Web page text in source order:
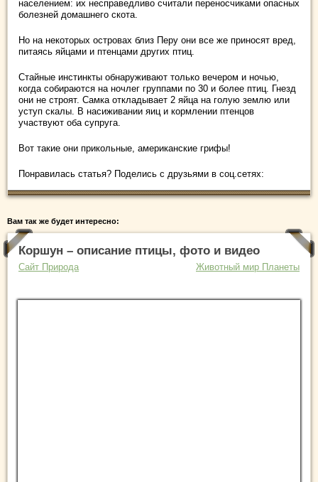
населением: их несправедливо считали переносчиками опасных
болезней домашнего скота.
Но на некоторых островах близ Перу они все же приносят вред,
питаясь яйцами и птенцами других птиц.
Стайные инстинкты обнаруживают только вечером и ночью,
когда собираются на ночлег группами по 30 и более птиц. Гнезд
они не строят. Самка откладывает 2 яйца на голую землю или
уступ скалы. В насиживании яиц и кормлении птенцов
участвуют оба супруга.
Вот такие они прикольные, американские грифы!
Понравилась статья? Поделись с друзьями в соц.сетях:
Вам так же будет интересно:
Коршун – описание птицы, фото и видео
Сайт Природа Животный мир Планеты